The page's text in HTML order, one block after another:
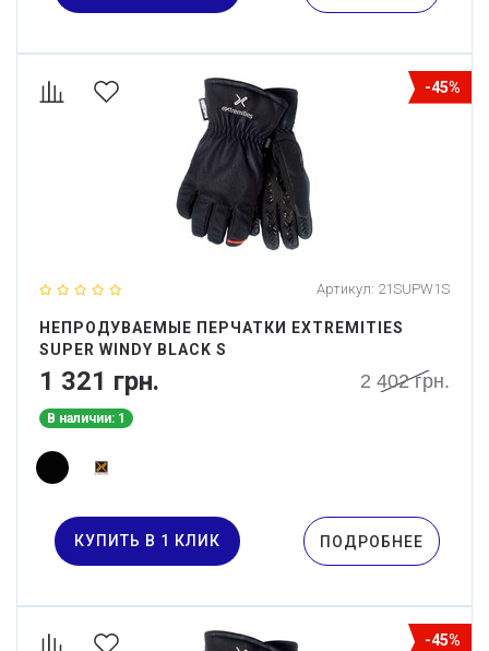
-45%
Артикул: 21SUPW1S
НЕПРОДУВАЕМЫЕ ПЕРЧАТКИ EXTREMITIES
SUPER WINDY BLACK S
1 321 грн. 2 402 грн.
В наличии: 1
КУПИТЬ В 1 КЛИК ПОДРОБНЕЕ
-45%